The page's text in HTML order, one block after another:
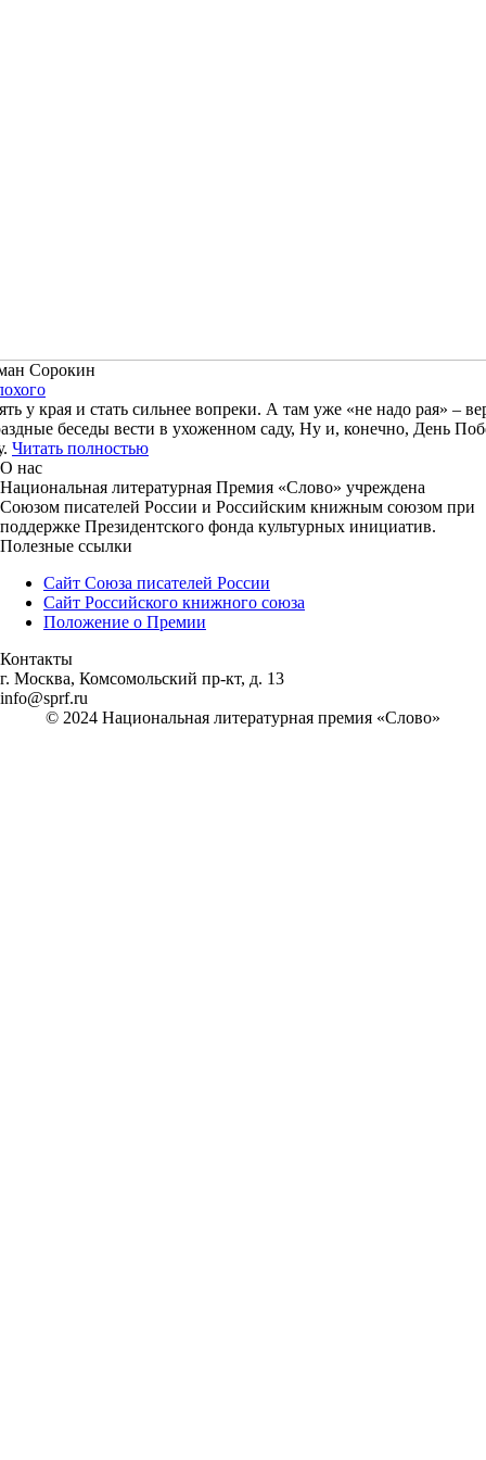
Сорокин
у края и стать сильнее вопреки. А там уже «не надо рая» –
беседы вести в ухоженном саду, Ну и, конечно, День
Читать полностью
О нас
Национальная литературная Премия «Слово» учреждена
Союзом писателей России и Российским книжным союзом при
поддержке Президентского фонда культурных инициатив.
Полезные ссылки
Сайт Союза писателей России
Сайт Российского книжного союза
Положение о Премии
Контакты
г. Москва, Комсомольский пр-кт, д. 13
info@sprf.ru
© 2024 Национальная литературная премия «Слово»